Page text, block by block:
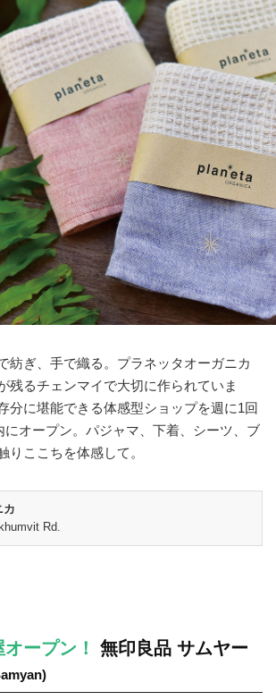
紡ぎ、手で織る。プラネッタオーガニカ
残るチェンマイで大切に作られていま
分に堪能できる体感型ショップを週に1回
にオープン。パジャマ、下着、シーツ、ブ
りここちを体感して。
カ
Rd.
ープン！
無印良品 サムヤー